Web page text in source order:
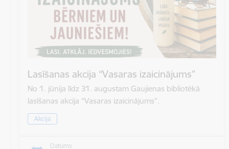
Lasīšanas akcija “Vasaras izaicinājums”
No 1. jūnija līdz 31. augustam Gaujienas bibliotēkā
lasīšanas akcija “Vasaras izaicinājums”.
Akcija
Datums